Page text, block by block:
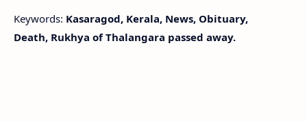
Keywords: Kasaragod, Kerala, News, Obituary,
Death, Rukhya of Thalangara passed away.